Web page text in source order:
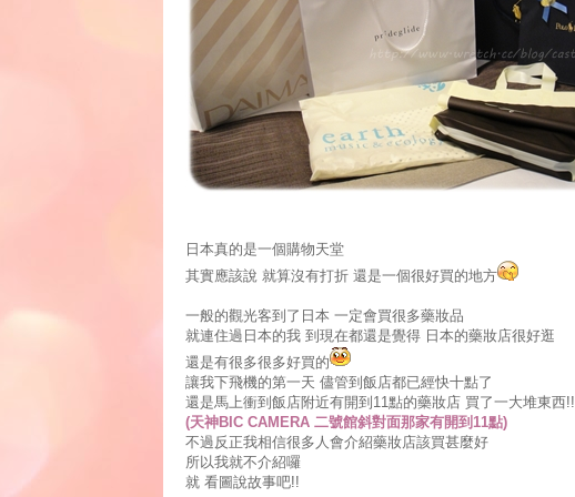
日本真的是一個購物天堂
其實應該說 就算沒有打折 還是一個很好買的地方
一般的觀光客到了日本 一定會買很多藥妝品
就連住過日本的我 到現在都還是覺得 日本的藥妝店很好逛
還是有很多很多好買的
讓我下飛機的第一天 儘管到飯店都已經快十點了
還是馬上衝到飯店附近有開到11點的藥妝店 買了一大堆東西!!
(天神BIC CAMERA 二號館斜對面那家有開到11點)
不過反正我相信很多人會介紹藥妝店該買甚麼好
所以我就不介紹囉
就 看圖說故事吧!!